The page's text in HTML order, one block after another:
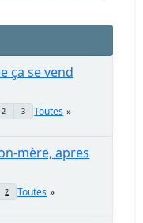
ça se vend
2 3 Toutes
mère, apres
2 Toutes